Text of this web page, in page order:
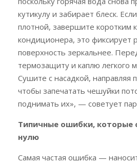
кутикулу и забирает блеск.
плотной, завершите коротким
кондиционера, это фиксирует
поверхность зеркальнее.
термозащиту и каплю легкого
Сушите с насадкой, направляя
чтобы запечатать чешуйки
поднимать их», — советует
Типичные ошибки, которые
нулю
Самая частая ошибка —